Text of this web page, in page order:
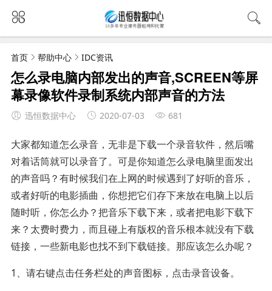
首页 帮助中心 IDC资讯
怎么录电脑内部发出的声音,SCREEN等屏
幕录像软件录制系统内部声音的方法
迅恒数据中心 2020-07-03 681
大家都知道怎么录音，无非是下载一个录音软件，然后嘴
对着话筒就可以录音了。可是你知道怎么录电脑里面发出
的声音吗？有时候我们在上网的时候遇到了好听的音乐，
或者好听的电影插曲，你想把它们存下来放在电脑上以后
随时听，你怎么办？把音乐下载下来，或者把电影下载下
来？太费时费力，而且碰上有版权的音乐根本就没有下载
链接，一些新电影也找不到下载链接。那应该怎么办呢？
1、请右键点击任务栏处的声音图标，点击录音设备。